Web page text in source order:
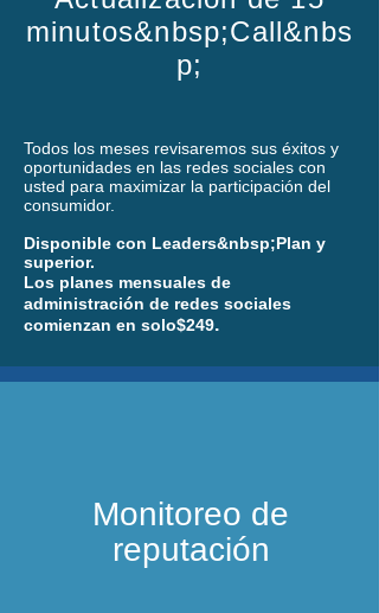
minutos&nbsp;Call&nbs
p;
Todos los meses revisaremos sus éxitos y
oportunidades en las redes sociales con
usted para maximizar la participación del
consumidor.
Disponible con Leaders&nbsp;Plan y
superior.
Los planes mensuales de
administración de redes sociales
comienzan en solo$249.
Monitoreo de
reputación